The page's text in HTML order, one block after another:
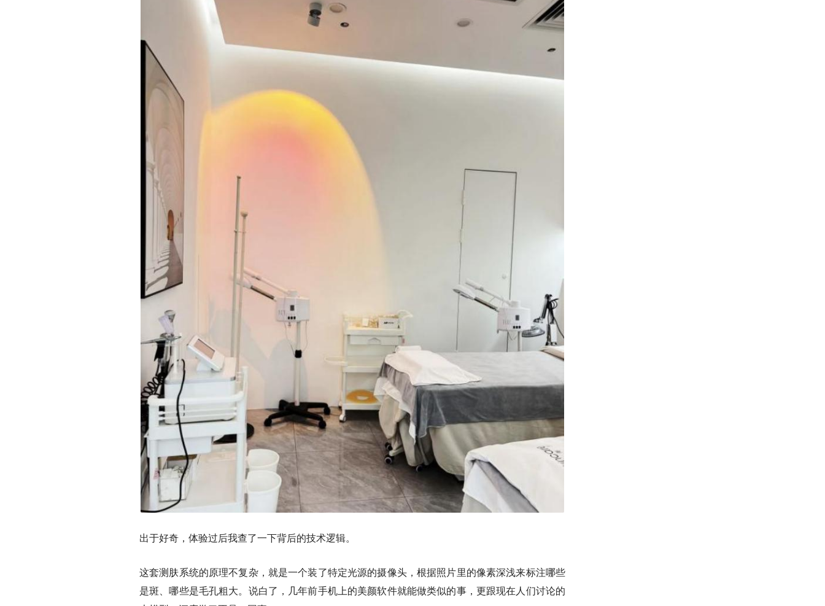
出于好奇，体验过后我查了一下背后的技术逻辑。
这套测肤系统的原理不复杂，就是一个装了特定光源的摄像头，根据照片里的像素深浅来标注哪些
是斑、哪些是毛孔粗大。说白了，几年前手机上的美颜软件就能做类似的事，更跟现在人们讨论的